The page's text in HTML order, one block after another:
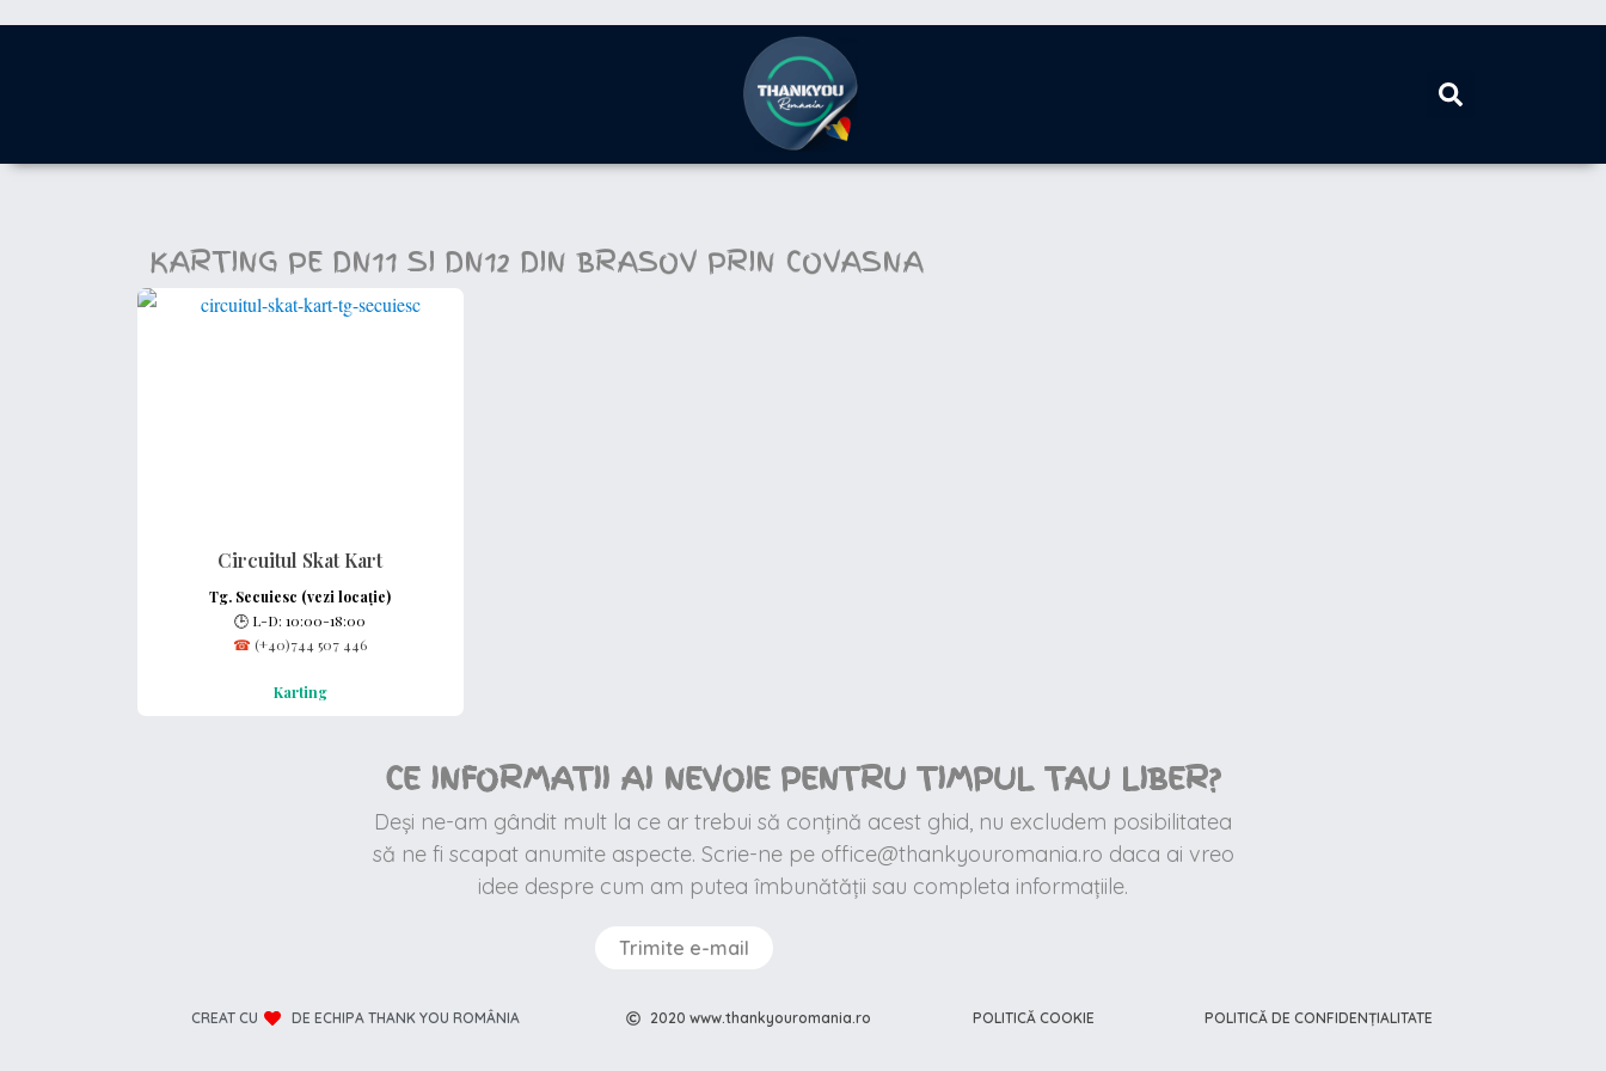
KARTING PE DN11 SI DN12 DIN BRASOV PRIN COVASNA
Circuitul Skat Kart
Tg. Secuiesc (vezi locație)
🕒 L-D: 10:00-18:00
☎(+40)744 507 446
Karting
CE INFORMATII AI NEVOIE PENTRU TIMPUL TAU LIBER?
Deși ne-am gândit mult la ce ar trebui să conțină acest ghid, nu excludem posibilitatea
să ne fi scapat anumite aspecte. Scrie-ne pe office@thankyouromania.ro daca ai vreo
idee despre cum am putea îmbunătății sau completa informațiile.
Trimite e-mail
CREAT CU DE ECHIPA THANK YOU ROMÂNIA 2020 www.thankyouromania.ro POLITICĂ COOKIE POLITICĂ DE CONFIDENȚIALITATE